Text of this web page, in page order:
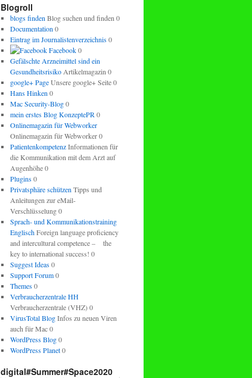
Blogroll
blogs finden Blog suchen und finden 0
Documentation 0
Eintrag im Journalistenverzeichnis0
Facebook0
Gefälschte Arzneimittel sind ein
GesundheitsrisikoArtikelmagazin 0
google+ PageUnsere google+ Seite 0
Hans Hinken 0
Mac Security-Blog0
mein erstes Blog KonzeptePR 0
Onlinemagazin für Webworker
Onlinemagazin für Webworker 0
PatientenkompetenzInformationen für
die Kommunikation mit dem Arzt auf
Augenhöhe 0
Plugins0
Privatsphäre schützen Tipps und
Anleitungen zur eMail-
Verschlüsselung 0
Sprach- und Kommunikationstraining
EnglischForeign language proficiency
and intercultural competence – the
key to international success! 0
Suggest Ideas0
Support Forum0
Themes0
Verbraucherzentrale HH
Verbraucherzentrale (VHZ) 0
VirusTotal BlogInfos zu neuen Viren
auch für Mac 0
WordPress Blog0
WordPress Planet0
digital#Summer#Space2020